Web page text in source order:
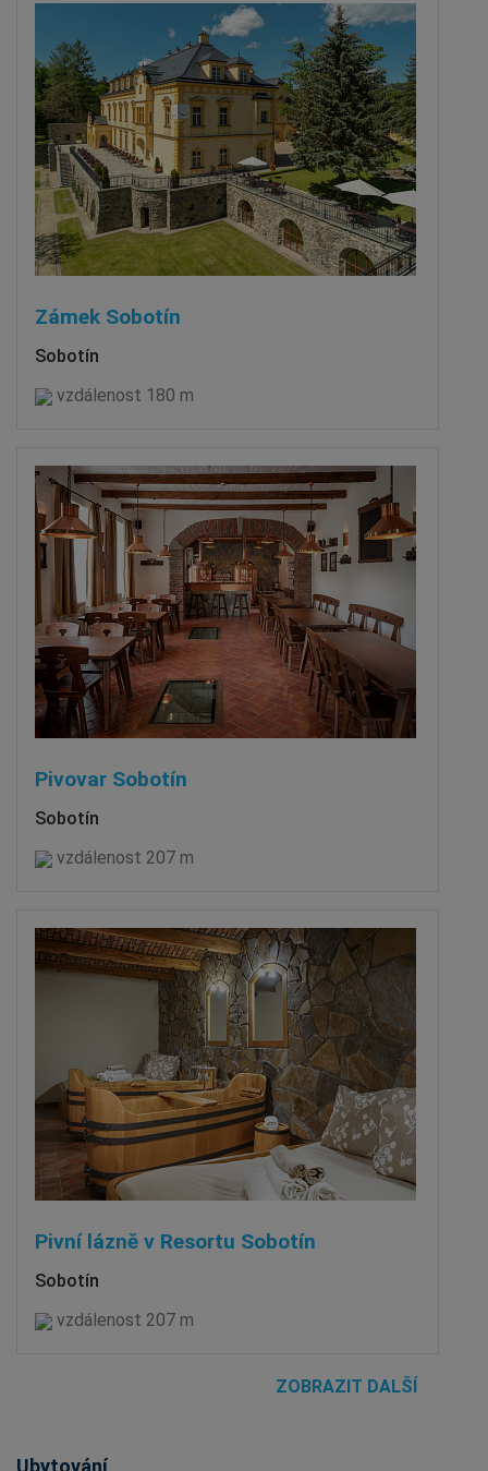
Zámek Sobotín
Sobotín
vzdálenost 180 m
Pivovar Sobotín
Sobotín
vzdálenost 207 m
Pivní lázně v Resortu Sobotín
Sobotín
vzdálenost 207 m
ZOBRAZIT DALŠÍ
Ubytování